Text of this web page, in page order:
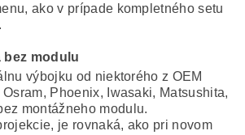
ako v prípade kompletného setu
bez modulu
výbojku od niektorého z OEM
Phoenix, Iwasaki, Matsushita,
montážneho modulu.
je rovnaká, ako pri novom